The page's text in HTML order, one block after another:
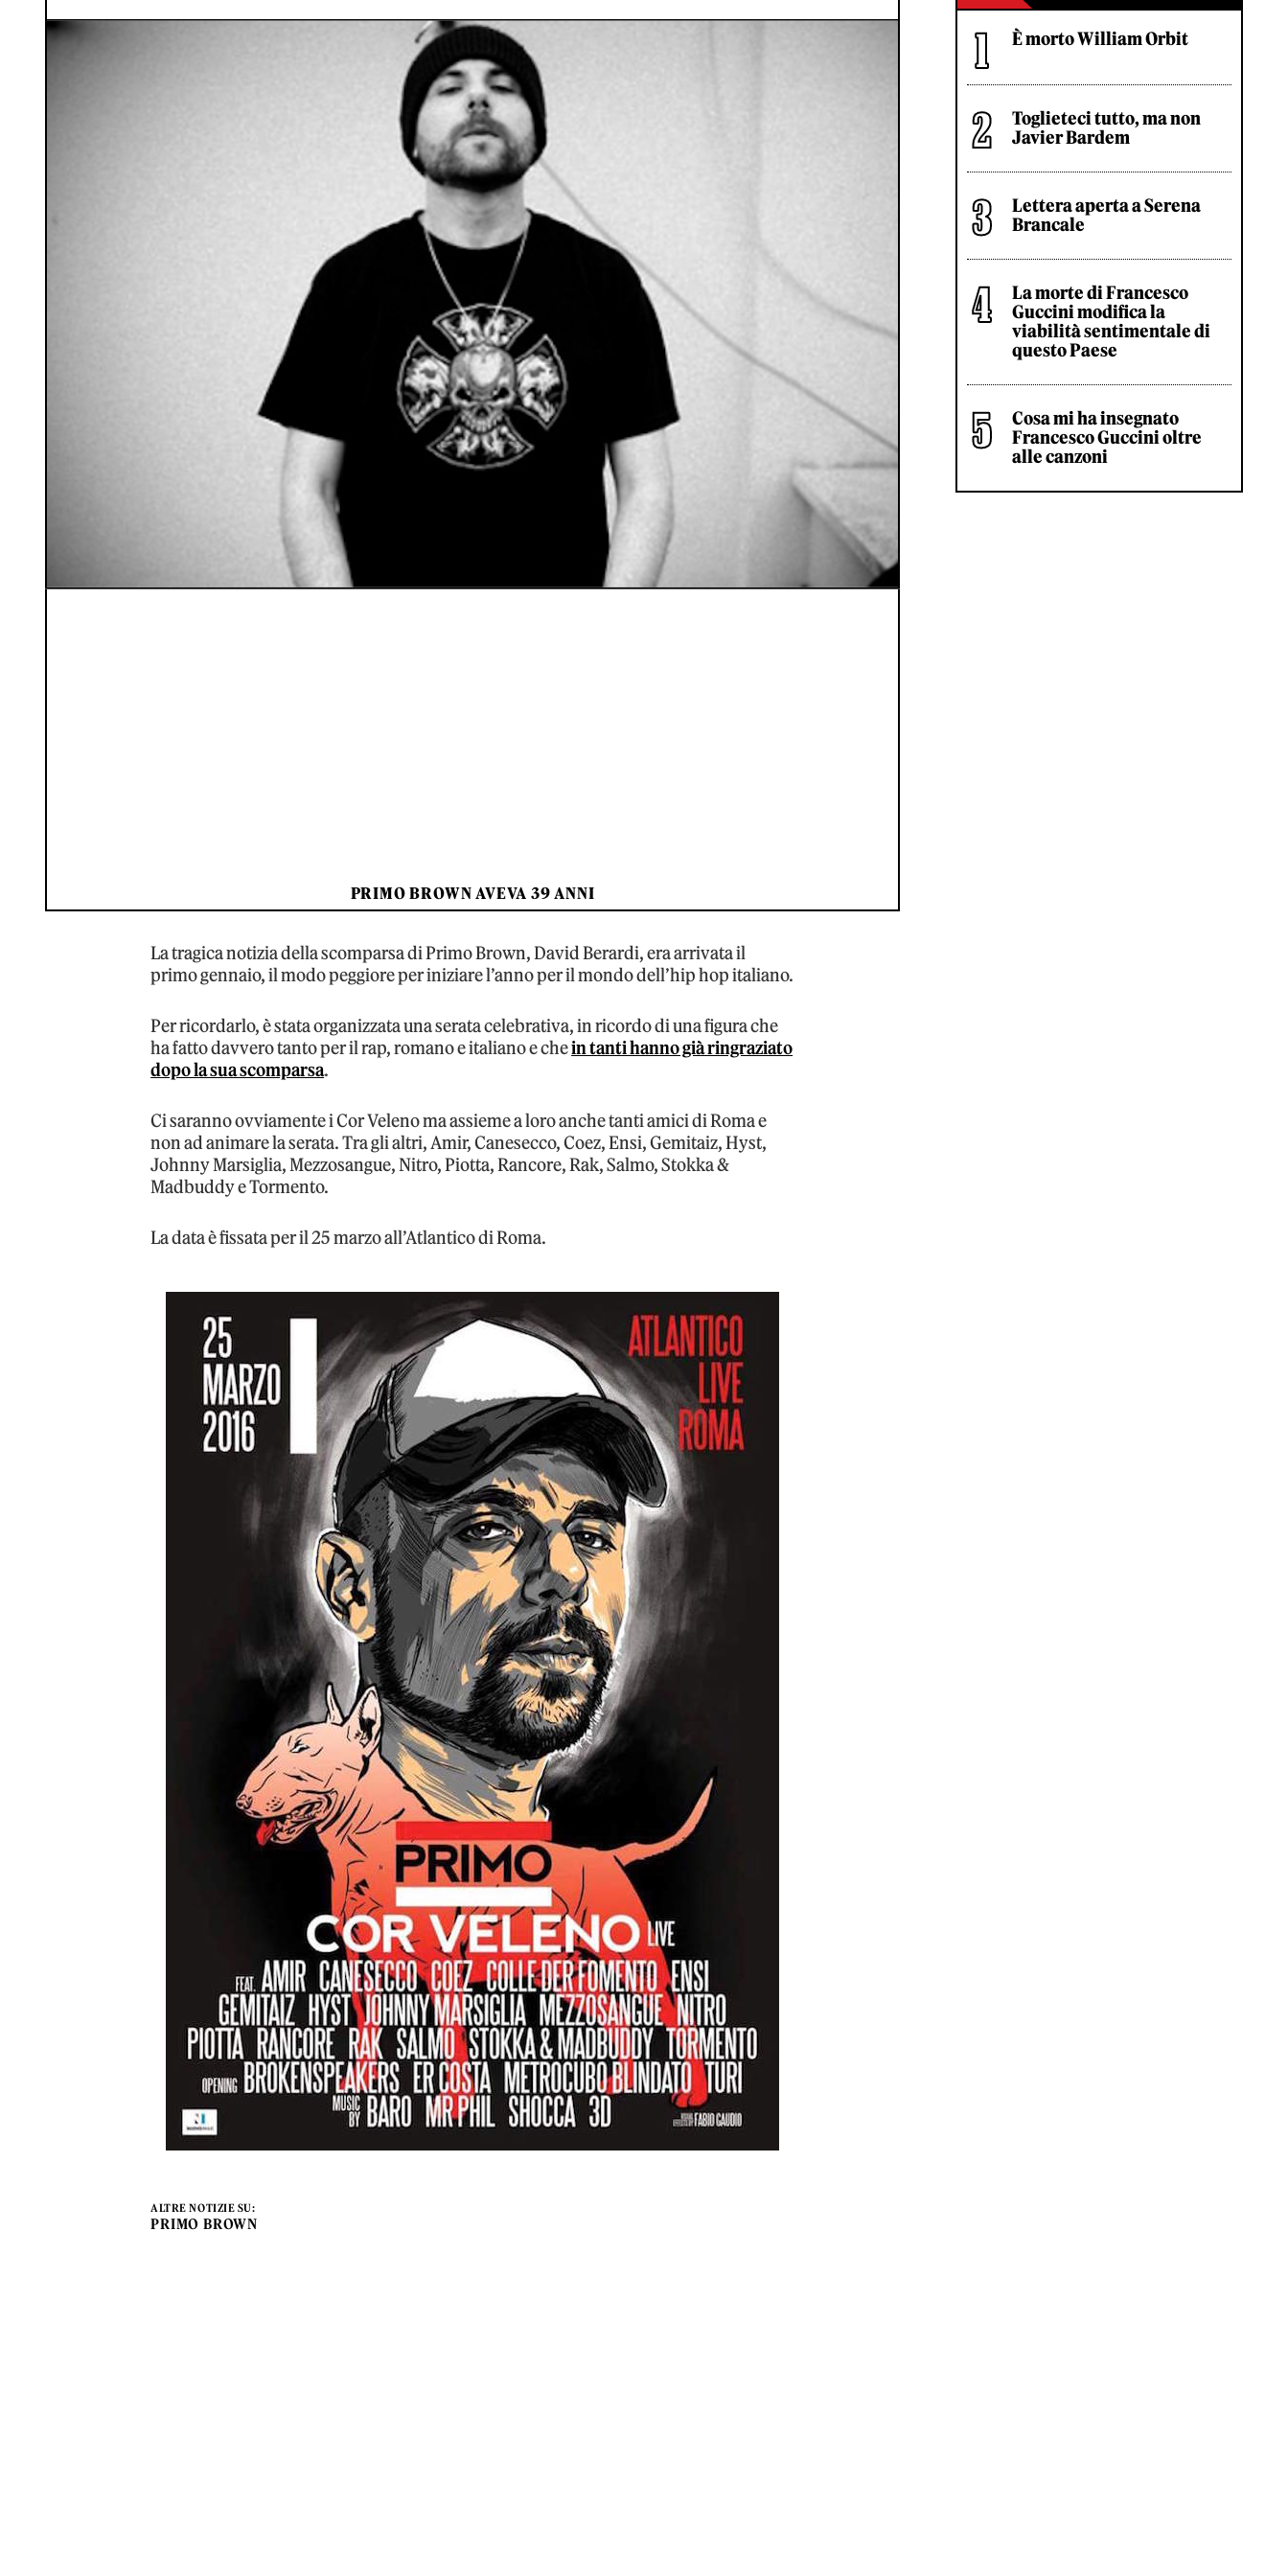
PRIMO BROWN AVEVA 39 ANNI
La tragica notizia della scomparsa di Primo Brown, David Berardi, era arrivata il
primo gennaio, il modo peggiore per iniziare l’anno per il mondo dell’hip hop italiano.
Per ricordarlo, è stata organizzata una serata celebrativa, in ricordo di una figura che
ha fatto davvero tanto per il rap, romano e italiano e chein tanti hanno già ringraziato
dopo la sua scomparsa.
Ci saranno ovviamente i Cor Veleno ma assieme a loro anche tanti amici di Roma e
non ad animare la serata. Tra gli altri, Amir, Canesecco, Coez, Ensi, Gemitaiz, Hyst,
Johnny Marsiglia, Mezzosangue, Nitro, Piotta, Rancore, Rak, Salmo, Stokka &
Madbuddy e Tormento.
La data è fissata per il 25 marzo all’Atlantico di Roma.
ALTRE NOTIZIE SU:
PRIMO BROWN
È morto William Orbit
Toglieteci tutto, ma non
Javier Bardem
Lettera aperta a Serena
Brancale
La morte di Francesco
Guccini modifica la
viabilità sentimentale di
questo Paese
Cosa mi ha insegnato
Francesco Guccini oltre
alle canzoni